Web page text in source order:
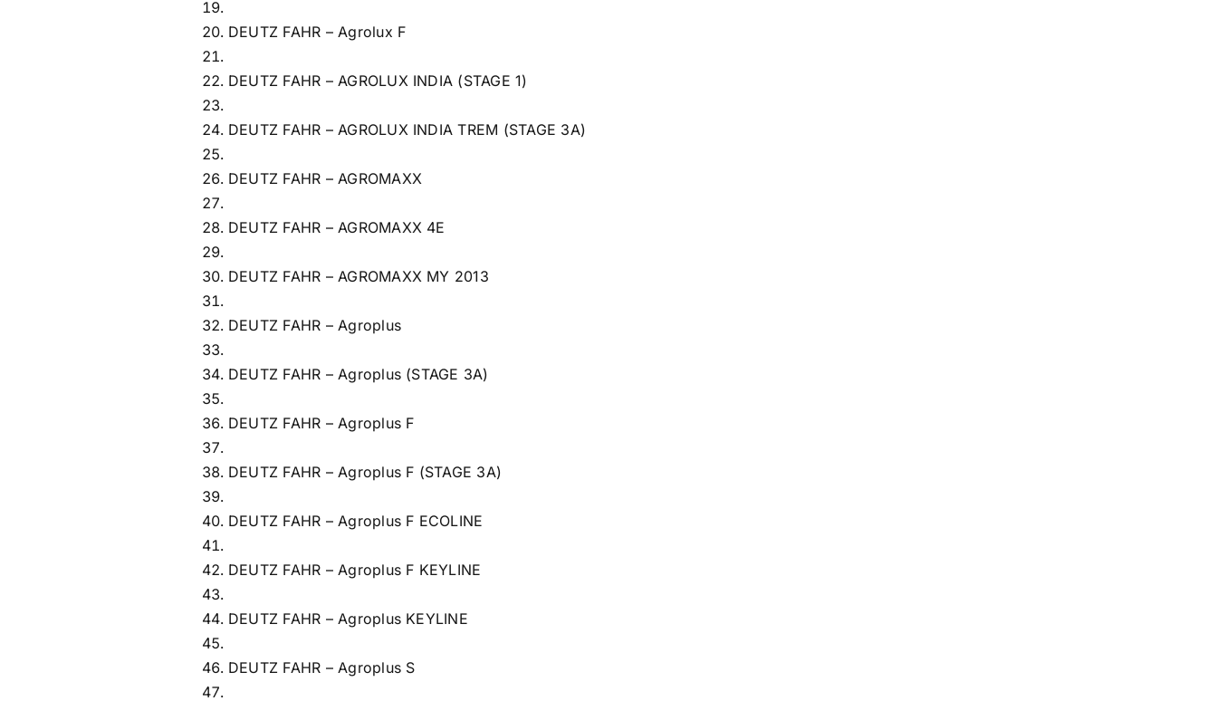
DEUTZ FAHR – Agrolux F
DEUTZ FAHR – AGROLUX INDIA (STAGE 1)
DEUTZ FAHR – AGROLUX INDIA TREM (STAGE 3A)
DEUTZ FAHR – AGROMAXX
DEUTZ FAHR – AGROMAXX 4E
DEUTZ FAHR – AGROMAXX MY 2013
DEUTZ FAHR – Agroplus
DEUTZ FAHR – Agroplus (STAGE 3A)
DEUTZ FAHR – Agroplus F
DEUTZ FAHR – Agroplus F (STAGE 3A)
DEUTZ FAHR – Agroplus F ECOLINE
DEUTZ FAHR – Agroplus F KEYLINE
DEUTZ FAHR – Agroplus KEYLINE
DEUTZ FAHR – Agroplus S